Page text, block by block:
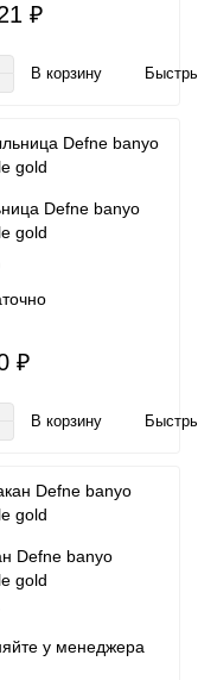
₽
В корзину
Defne banyo
gold
₽
В корзину
Defne banyo
gold
у менеджера